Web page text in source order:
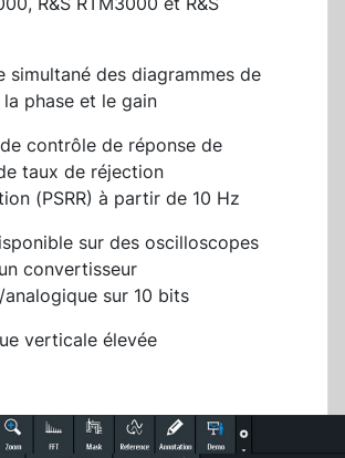
simultané des diagrammes de
phase et le gain
contrôle de réponse de
taux de réjection
(PSRR) à partir de 10 Hz
sur des oscilloscopes
convertisseur
analogique sur 10 bits
verticale élevée